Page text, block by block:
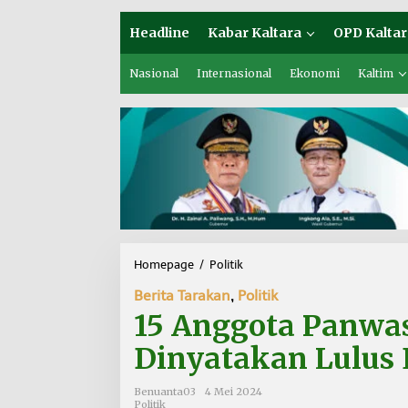
Headline Kabar Kaltara OPD
Nasional Internasional Ekonomi Kaltim
Homepage / Politik
A
g
g
o
a
Berita Tarakan, Politik
15 Anggota
Dinyatakan Lulus
Benuanta03
4 Mei 2024
Politik